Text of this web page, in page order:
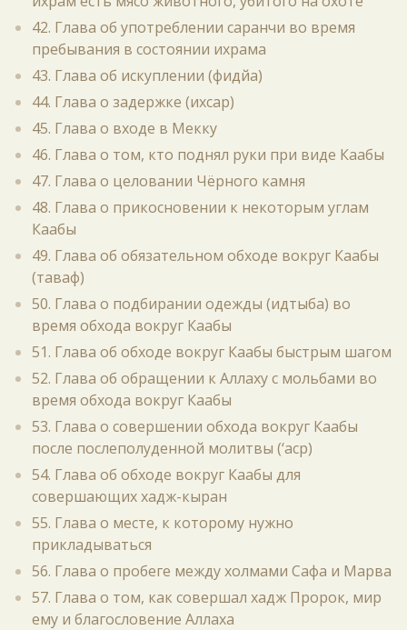
42. Глава об употреблении саранчи во время
пребывания в состоянии ихрама
43. Глава об искуплении (фидйа)
44. Глава о задержке (ихсар)
45. Глава о входе в Мекку
46. Глава о том, кто поднял руки при виде Каабы
47. Глава о целовании Чёрного камня
48. Глава о прикосновении к некоторым углам
Каабы
49. Глава об обязательном обходе вокруг Каабы
(таваф)
50. Глава о подбирании одежды (идтыба) во
время обхода вокруг Каабы
51. Глава об обходе вокруг Каабы быстрым шагом
52. Глава об обращении к Аллаху с мольбами во
время обхода вокруг Каабы
53. Глава о совершении обхода вокруг Каабы
после послеполуденной молитвы (‘аср)
54. Глава об обходе вокруг Каабы для
совершающих хадж-кыран
55. Глава о месте, к которому нужно
прикладываться
56. Глава о пробеге между холмами Сафа и Марва
57. Глава о том, как совершал хадж Пророк, мир
ему и благословение Аллаха